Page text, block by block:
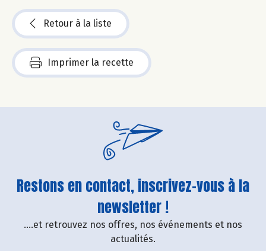
Retour à la liste
Imprimer la recette
Restons en contact, inscrivez-vous à la
newsletter !
....et retrouvez nos offres, nos événements et nos
actualités.